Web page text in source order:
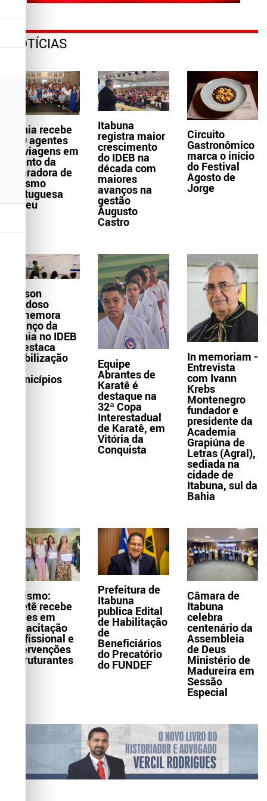
NOTÍCIAS
Bahia recebe
300 agentes
de viagens em
evento da
operadora de
turismo
portuguesa
Abreu
Itabuna
registra maior
crescimento
do IDEB na
década com
maiores
avanços na
gestão
Augusto
Castro
Circuito
Gastronômico
marca o início
do Festival
Agosto de
Jorge
Wilson
Cardoso
comemora
avanço da
Bahia no IDEB
e destaca
mobilização
dos
municípios
Equipe
Abrantes de
Karatê é
destaque na
32ª Copa
Interestadual
de Karatê, em
Vitória da
Conquista
In memoriam -
Entrevista
com Ivann
Krebs
Montenegro
fundador e
presidente da
Academia
Grapiúna de
Letras (Agral),
sediada na
cidade de
Itabuna, sul da
Bahia
Turismo:
Itaetê recebe
ações em
capacitação
profissional e
intervenções
estruturantes
Prefeitura de
Itabuna
publica Edital
de Habilitação
de
Beneficiários
do Precatório
do FUNDEF
Câmara de
Itabuna
celebra
centenário da
Assembleia
de Deus
Ministério de
Madureira em
Sessão
Especial